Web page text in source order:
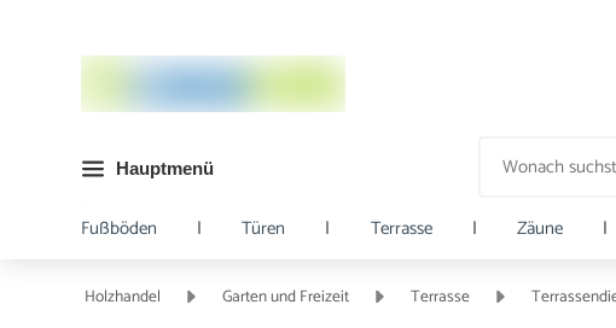
Hauptmenü
Fußböden | Türen | Terrasse | Zäune |
Holzhandel Garten und Freizeit Terrasse